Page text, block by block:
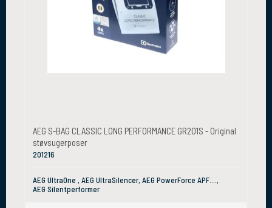
AEG S-BAG CLASSIC LONG PERFORMANCE GR201S - Original
støvsugerposer
201216
AEG UltraOne , AEG UltraSilencer, AEG PowerForce APF....,
AEG Silentperformer